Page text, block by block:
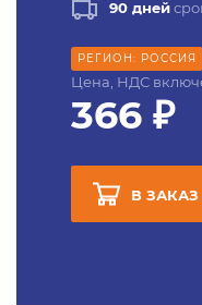
90 дней
РЕГИОН: РОССИЯ
Цена, НДС
366 ₽
В ЗАКАЗ